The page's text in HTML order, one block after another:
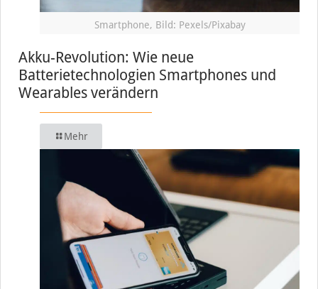
Smartphone, Bild: Pexels/Pixabay
Akku-Revolution: Wie neue
Batterietechnologien Smartphones und
Wearables verändern
Mehr